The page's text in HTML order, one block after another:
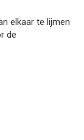
elkaar te lijmen
de